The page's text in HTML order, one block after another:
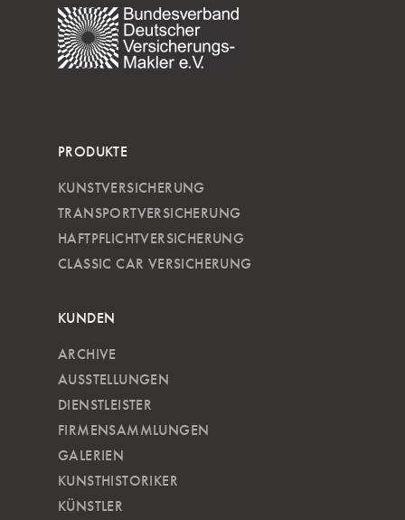
PRODUKTE
KUNSTVERSICHERUNG
TRANSPORTVERSICHERUNG
HAFTPFLICHTVERSICHERUNG
CLASSIC CAR VERSICHERUNG
KUNDEN
ARCHIVE
AUSSTELLUNGEN
DIENSTLEISTER
FIRMENSAMMLUNGEN
GALERIEN
KUNSTHISTORIKER
KÜNSTLER